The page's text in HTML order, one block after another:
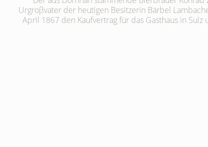
Urgroβvater der heutigen Besitzerin Bärbel
April 1867 den Kaufvertrag für das Gasthaus in Sulz